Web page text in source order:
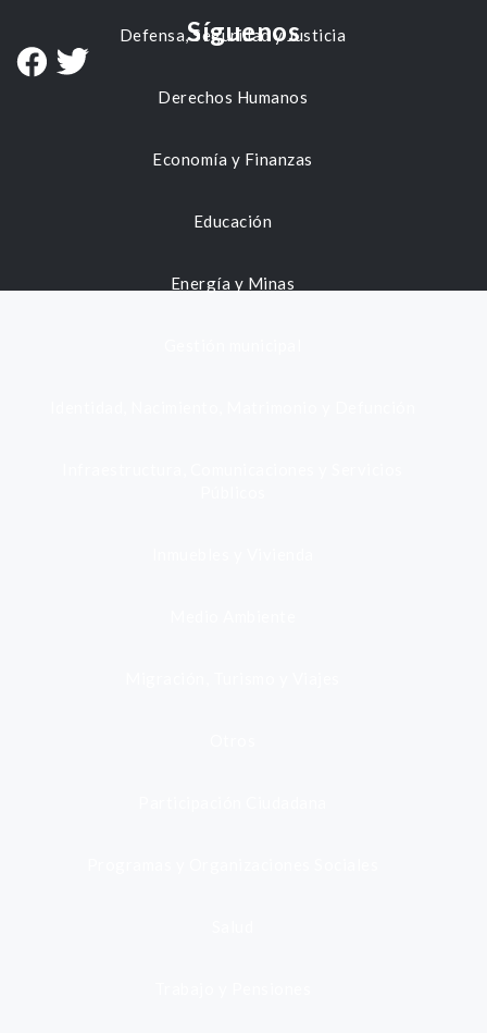
Defensa, Seguridad y Justicia
Derechos Humanos
Economía y Finanzas
Educación
Energía y Minas
Síguenos